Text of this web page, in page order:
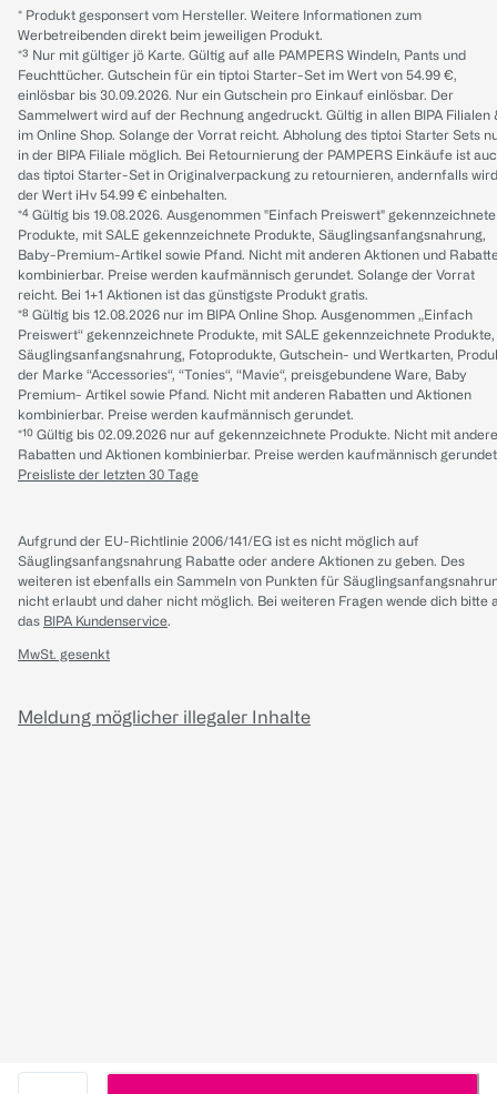
* Produkt gesponsert vom Hersteller. Weitere Informationen zum
Werbetreibenden direkt beim jeweiligen Produkt.
*³ Nur mit gültiger jö Karte. Gültig auf alle PAMPERS Windeln, Pants und
Feuchttücher. Gutschein für ein tiptoi Starter-Set im Wert von 54.99 €,
einlösbar bis 30.09.2026. Nur ein Gutschein pro Einkauf einlösbar. Der
Sammelwert wird auf der Rechnung angedruckt. Gültig in allen BIPA Filialen
im Online Shop. Solange der Vorrat reicht. Abholung des tiptoi Starter Sets
in der BIPA Filiale möglich. Bei Retournierung der PAMPERS Einkäufe ist
das tiptoi Starter-Set in Originalverpackung zu retournieren, andernfalls wird
der Wert iHv 54.99 € einbehalten.
*⁴ Gültig bis 19.08.2026. Ausgenommen "Einfach Preiswert" gekennzeichnete
Produkte, mit SALE gekennzeichnete Produkte, Säuglingsanfangsnahrung,
Baby-Premium-Artikel sowie Pfand. Nicht mit anderen Aktionen und
kombinierbar. Preise werden kaufmännisch gerundet. Solange der Vorrat
reicht. Bei 1+1 Aktionen ist das günstigste Produkt gratis.
*⁸ Gültig bis 12.08.2026 nur im BIPA Online Shop. Ausgenommen „Einfach
Preiswert“ gekennzeichnete Produkte, mit SALE gekennzeichnete Produkte,
Säuglingsanfangsnahrung, Fotoprodukte, Gutschein- und Wertkarten,
der Marke “Accessories“, “Tonies“, “Mavie“, preisgebundene Ware, Baby
Premium- Artikel sowie Pfand. Nicht mit anderen Rabatten und Aktionen
kombinierbar. Preise werden kaufmännisch gerundet.
*¹⁰ Gültig bis 02.09.2026 nur auf gekennzeichnete Produkte. Nicht mit
Rabatten und Aktionen kombinierbar. Preise werden kaufmännisch
Preisliste der letzten 30 Tage
Aufgrund der EU-Richtlinie 2006/141/EG ist es nicht möglich auf
Säuglingsanfangsnahrung Rabatte oder andere Aktionen zu geben. Des
weiteren ist ebenfalls ein Sammeln von Punkten für
nicht erlaubt und daher nicht möglich. Bei weiteren Fragen wende dich bitte
das BIPA Kundenservice.
MwSt. gesenkt
Meldung möglicher illegaler Inhalte